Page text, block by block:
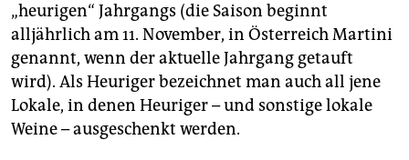
„heurigen“ Jahrgangs (die Saison beginnt
alljährlich am 11. November, in Österreich Martini
genannt, wenn der aktuelle Jahrgang getauft
wird). Als Heuriger bezeichnet man auch all jene
Lokale, in denen Heuriger – und sonstige lokale
Weine – ausgeschenkt werden.